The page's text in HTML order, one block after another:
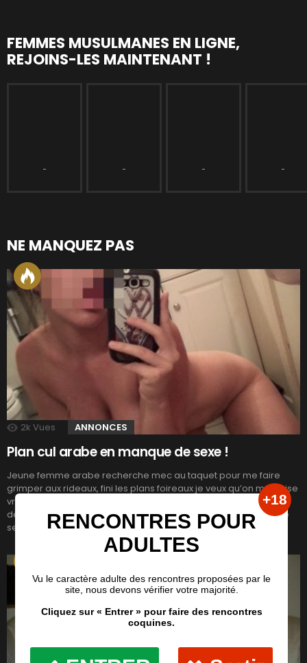
FEMMES MUSULMANES EN LIGNE,
REJOINS-LES MAINTENANT !
NE MANQUEZ PAS
2k Vues ANNONCES
Plan cul arabe en manque de sexe !
Jeune femme arabe recherche mec au taquet pour me faire
grimper aux rideaux, fini les plans foireaux je veux qu’on me baise
vraiment, salement et fermement ! Tu es bien fait, viril, une bete
de sexe ? viens rencontrer la beurette coquine que je suis tu ne
seras pas déçu ! Envoyer un message privé […]LIRE LA SUITE